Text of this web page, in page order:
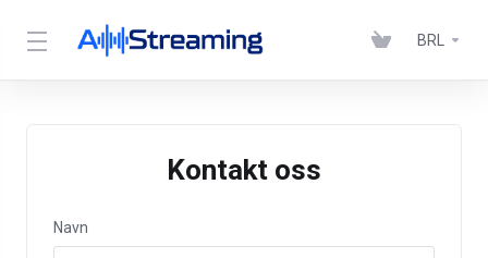
BRL
Kontakt oss
Navn